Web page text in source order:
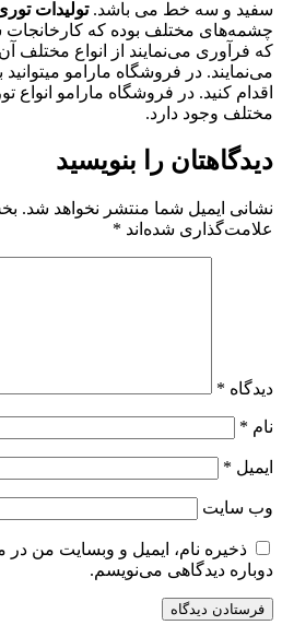
سفید و سه خط می باشد.تولیدات
چشمه‌های مختلف بوده که کارخانجات
که فرآوری می‌نمایند از انواع مختلف
می‌نمایند. در فروشگاه مارامو میتوانید
اقدام کنید. در فروشگاه مارامو انواع
مختلف وجود دارد.
دیدگاهتان را بنویسید
نشانی ایمیل شما منتشر نخواهد شد.
علامت‌گذاری شده‌اند *
دیدگاه *
نام *
ایمیل *
وب‌ سایت
ذخیره نام، ایمیل و وبسایت من در
دوباره دیدگاهی می‌نویسم.